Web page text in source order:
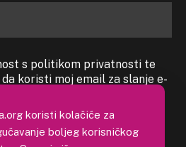
s politikom privatnosti te
koristi moj email za slanje e-
koristi kolačiće za
boljeg korisničkog